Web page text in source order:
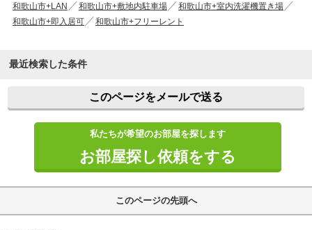
和歌山市+LAN
和歌山市+敷地内駐車場
和歌山市+室内洗濯機置き場
和歌山市+即入居可
和歌山市+フリーレント
最近検索した条件
このページをメールで送る
私たちが希望のお部屋を探します
お部屋探し依頼をする
このページの先頭へ